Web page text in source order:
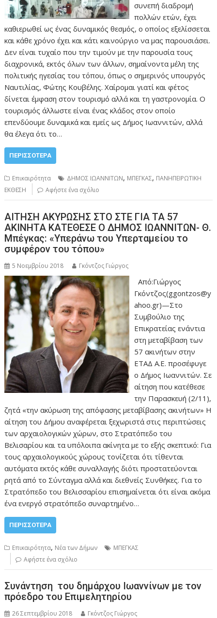
συνεπή διαδρομή
πολλών ετών, έχει
καθιερωθεί ως ένας δυναμικός θεσμός, ο οποίος εξελίσσεται
και κάθε χρόνο έχει και κάτι καινούργιο να μας παρουσιάσει.
Δεν είναι τυχαίο που την τιμούν με την παρουσία τους
διαχρονικά, εκτός όλων των άλλων, σημαίνοντα μέλη της
πολιτικής ηγεσίας του τόπου, όπως ο σημερινός υπουργός
Ναυτιλίας, Φώτης Κουβέλης. Χαίρομαι γιατί και φέτος
δίνεται έμφαση στον τουρισμό αλλά και τη γαστρονομία. Ο
τουρισμός άλλωστε είναι ένας κλάδος στον οποίο
επενδύουμε δυναμικά και εμείς ως Δήμος Ιωαννιτών, αλλά
θα έλεγα ότι το…
ΠΕΡΙΣΣΌΤΕΡΑ
Επικαιρότητα ΔΗΜΟΣ ΙΩΑΝΝΙΤΩΝ, ΜΠΕΓΚΑΣ, ΠΑΝΗΠΕΙΡΩΤΙΚΗ
ΕΚΘΕΣΗ
Αφήστε ένα σχόλιο
ΑΙΤΗΣΗ ΑΚΥΡΩΣΗΣ ΣΤΟ ΣΤΕ ΓΙΑ ΤΑ 57
ΑΚΙΝΗΤΑ ΚΑΤΕΘΕΣΕ Ο ΔΗΜΟΣ ΙΩΑΝΝΙΤΩΝ- Θ.
Μπέγκας: «Υπεράνω του Υπερταμείου το
συμφέρον του τόπου»
5 Νοεμβρίου 2018 Γκόντζος Γιώργος
Από:Γιώργος
Γκόντζος(ggontzos@y
ahoo.gr)—Στο
Συμβούλιο της
Επικρατείας ενάντια
στη μεταβίβαση των
57 ακινήτων στην
ΕΤΑΔ Α.Ε. προσέφυγε
ο Δήμος Ιωαννιτών. Σε
αίτηση που κατέθεσε
την Παρασκευή (2/11),
ζητά «την ακύρωση της απόφασης μεταβίβασης ακινήτων» Η
αίτηση του Δήμου αναφέρεται ξεχωριστά στις περιπτώσεις
των αρχαιολογικών χώρων, στο Στρατόπεδο του
Βελισαρίου και τα υπόλοιπα ακίνητα με το εξής σκεπτικό: Για
τους αρχαιολογικούς χώρους τονίζεται ότι τίθενται
αυτόματα εκτός κάθε συναλλαγής διότι προστατεύονται
ρητά από το Σύνταγμα αλλά και διεθνείς Συνθήκες. Για το
Στρατόπεδο του Βελισσαρίου επισημαίνεται ότι είναι ακόμα
ένα ενεργό στρατόπεδο συναρτημένο…
ΠΕΡΙΣΣΌΤΕΡΑ
Επικαιρότητα, Νέα των Δήμων
ΜΠΕΓΚΑΣ
Αφήστε ένα σχόλιο
Συνάντηση του δημάρχου Ιωαννίνων με τον
πρόεδρο του Επιμελητηρίου
26 Σεπτεμβρίου 2018 Γκόντζος Γιώργος